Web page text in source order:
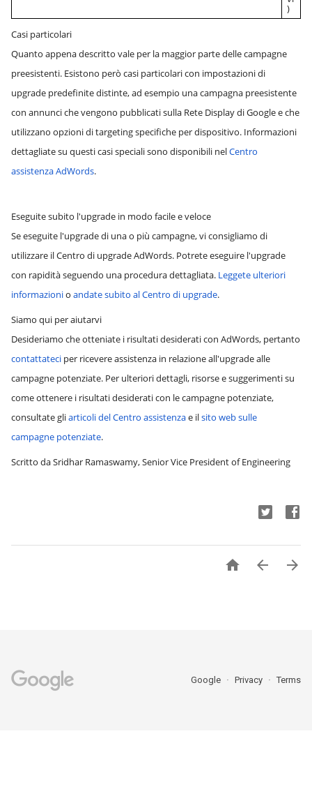
)
Casi particolari
Quanto appena descritto vale per la maggior parte delle campagne
preesistenti. Esistono però casi particolari con impostazioni di
upgrade predefinite distinte, ad esempio una campagna preesistente
con annunci che vengono pubblicati sulla Rete Display di Google e che
utilizzano opzioni di targeting specifiche per dispositivo. Informazioni
dettagliate su questi casi speciali sono disponibili nelCentro
assistenza AdWords.
Eseguite subito l'upgrade in modo facile e veloce
Se eseguite l'upgrade di una o più campagne, vi consigliamo di
utilizzare il Centro di upgrade AdWords. Potrete eseguire l'upgrade
con rapidità seguendo una procedura dettagliata. Leggete ulteriori
informazionio andate subito al Centro di upgrade.
Siamo qui per aiutarvi
Desideriamo che otteniate i risultati desiderati con AdWords, pertanto
contattateci per ricevere assistenza in relazione all'upgrade alle
campagne potenziate. Per ulteriori dettagli, risorse e suggerimenti su
come ottenere i risultati desiderati con le campagne potenziate,
consultate gliarticoli del Centro assistenzae ilsito web sulle
campagne potenziate.
Scritto da Sridhar Ramaswamy, Senior Vice President of Engineering
  
Google Privacy Terms